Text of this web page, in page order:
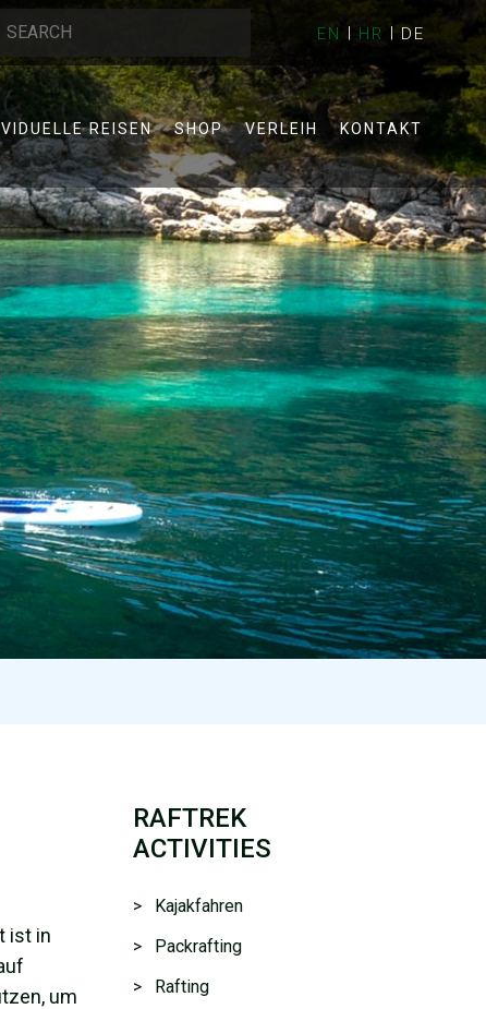
EN HR DE
REISEN SHOP VERLEIH KONTAKT
ist in
um
RAFTREK
ACTIVITIES
> Kajakfahren
> Packrafting
> Rafting